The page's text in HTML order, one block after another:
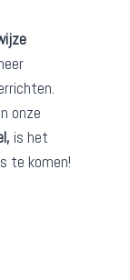
onze
is het
te komen!